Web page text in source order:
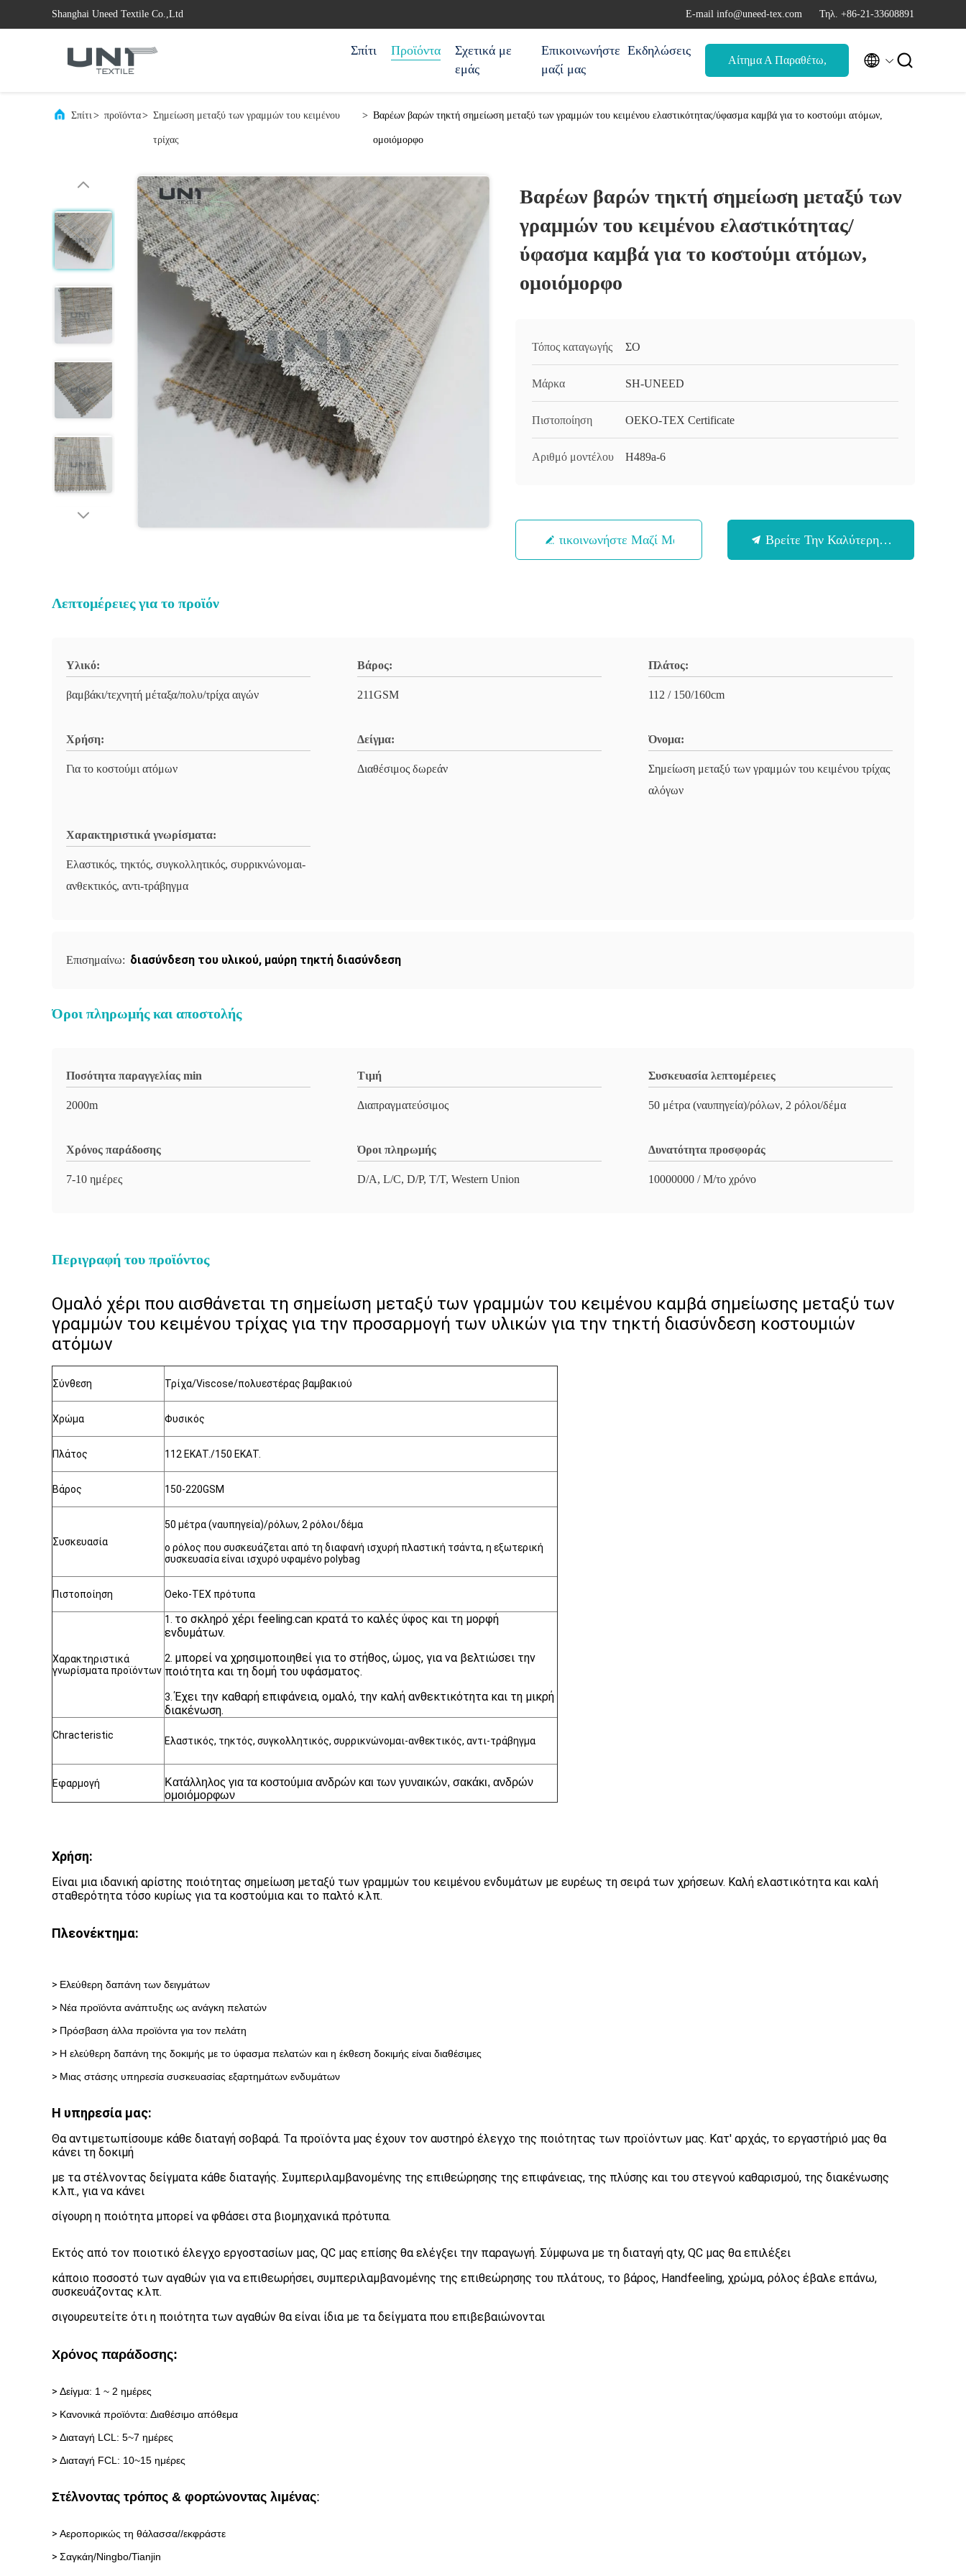
Shanghai Uneed Textile Co.,Ltd Ε-mail info@uneed-tex.com Τηλ. +86-21-33608891
Σπίτι Προϊόντα
Σχετικά με
εμάς
Επικοινωνήστε
μαζί μας
Εκδηλώσεις
Αίτημα Α Παραθέτω,  
Σπίτι> προϊόντα> Σημείωση μεταξύ των γραμμών του κειμένου
τρίχας
> Βαρέων βαρών τηκτή σημείωση μεταξύ των γραμμών του κειμένου ελαστικότητας/ύφασμα καμβά για το κοστούμι ατόμων,
ομοιόμορφο
Βαρέων βαρών τηκτή σημείωση μεταξύ των
γραμμών του κειμένου ελαστικότητας/
ύφασμα καμβά για το κοστούμι ατόμων,
ομοιόμορφο
Τόπος καταγωγής ΣΟ
Μάρκα SH-UNEED
Πιστοποίηση OEKO-TEX Certificate
Αριθμό μοντέλου H489a-6
Επικοινωνήστε Μαζί Μας Βρείτε Την Καλύτερη Τιμή
Λεπτομέρειες για το προϊόν
Υλικό:
βαμβάκι/τεχνητή μέταξα/πολυ/τρίχα αιγών
Βάρος:
211GSM
Πλάτος:
112 / 150/160cm
Χρήση:
Για το κοστούμι ατόμων
Δείγμα:
Διαθέσιμος δωρεάν
Όνομα:
Σημείωση μεταξύ των γραμμών του κειμένου τρίχας
αλόγων
Χαρακτηριστικά γνωρίσματα:
Ελαστικός, τηκτός, συγκολλητικός, συρρικνώνομαι-
ανθεκτικός, αντι-τράβηγμα
Επισημαίνω: διασύνδεση του υλικού, μαύρη τηκτή διασύνδεση
Όροι πληρωμής και αποστολής
Ποσότητα παραγγελίας min
2000m
Τιμή
Διαπραγματεύσιμος
Συσκευασία λεπτομέρειες
50 μέτρα (ναυπηγεία)/ρόλων, 2 ρόλοι/δέμα
Χρόνος παράδοσης
7-10 ημέρες
Όροι πληρωμής
D/A, L/C, D/P, T/T, Western Union
Δυνατότητα προσφοράς
10000000 / Μ/το χρόνο
Περιγραφή του προϊόντος
Ομαλό χέρι που αισθάνεται τη σημείωση μεταξύ των γραμμών του κειμένου καμβά σημείωσης μεταξύ των
γραμμών του κειμένου τρίχας για την προσαρμογή των υλικών για την τηκτή διασύνδεση κοστουμιών
ατόμων
Σύνθεση Τρίχα/Viscose/πολυεστέρας βαμβακιού
Χρώμα Φυσικός
Πλάτος 112 ΕΚΑΤ./150 ΕΚΑΤ.
Βάρος 150-220GSM
Συσκευασία
50 μέτρα (ναυπηγεία)/ρόλων, 2 ρόλοι/δέμα
ο ρόλος που συσκευάζεται από τη διαφανή ισχυρή πλαστική τσάντα, η εξωτερική
συσκευασία είναι ισχυρό υφαμένο polybag
Πιστοποίηση Oeko-TEX πρότυπα
Χαρακτηριστικά
γνωρίσματα προϊόντων
1. το σκληρό χέρι feeling.can κρατά το καλές ύφος και τη μορφή
ενδυμάτων.
2. μπορεί να χρησιμοποιηθεί για το στήθος, ώμος, για να βελτιώσει την
ποιότητα και τη δομή του υφάσματος.
3.Έχει την καθαρή επιφάνεια, ομαλό, την καλή ανθεκτικότητα και τη μικρή
διακένωση.
Chracteristic Ελαστικός, τηκτός, συγκολλητικός, συρρικνώνομαι-ανθεκτικός, αντι-τράβηγμα
Εφαρμογή
Κατάλληλος για τα κοστούμια ανδρών και των γυναικών, σακάκι, ανδρών
ομοιόμορφων
Χρήση:
Είναι μια ιδανική αρίστης ποιότητας σημείωση μεταξύ των γραμμών του κειμένου ενδυμάτων με ευρέως τη σειρά των χρήσεων. Καλή ελαστικότητα και καλή
σταθερότητα τόσο κυρίως για τα κοστούμια και το παλτό κ.λπ.
Πλεονέκτημα:
> Ελεύθερη δαπάνη των δειγμάτων
> Νέα προϊόντα ανάπτυξης ως ανάγκη πελατών
> Πρόσβαση άλλα προϊόντα για τον πελάτη
> Η ελεύθερη δαπάνη της δοκιμής με το ύφασμα πελατών και η έκθεση δοκιμής είναι διαθέσιμες
> Μιας στάσης υπηρεσία συσκευασίας εξαρτημάτων ενδυμάτων
Η υπηρεσία μας:
Θα αντιμετωπίσουμε κάθε διαταγή σοβαρά. Τα προϊόντα μας έχουν τον αυστηρό έλεγχο της ποιότητας των προϊόντων μας. Κατ' αρχάς, το εργαστήριό μας θα
κάνει τη δοκιμή
με τα στέλνοντας δείγματα κάθε διαταγής. Συμπεριλαμβανομένης της επιθεώρησης της επιφάνειας, της πλύσης και του στεγνού καθαρισμού, της διακένωσης
κ.λπ., για να κάνει
σίγουρη η ποιότητα μπορεί να φθάσει στα βιομηχανικά πρότυπα.
Εκτός από τον ποιοτικό έλεγχο εργοστασίων μας, QC μας επίσης θα ελέγξει την παραγωγή. Σύμφωνα με τη διαταγή qty, QC μας θα επιλέξει
κάποιο ποσοστό των αγαθών για να επιθεωρήσει, συμπεριλαμβανομένης της επιθεώρησης του πλάτους, το βάρος, Handfeeling, χρώμα, ρόλος έβαλε επάνω,
συσκευάζοντας κ.λπ.
σιγουρευτείτε ότι η ποιότητα των αγαθών θα είναι ίδια με τα δείγματα που επιβεβαιώνονται
Χρόνος παράδοσης:
> Δείγμα: 1 ~ 2 ημέρες
> Κανονικά προϊόντα: Διαθέσιμο απόθεμα
> Διαταγή LCL: 5~7 ημέρες
> Διαταγή FCL: 10~15 ημέρες
Στέλνοντας τρόπος & φορτώνοντας λιμένας:
> Αεροπορικώς τη θάλασσα//εκφράστε
> Σαγκάη/Ningbo/Tianjin